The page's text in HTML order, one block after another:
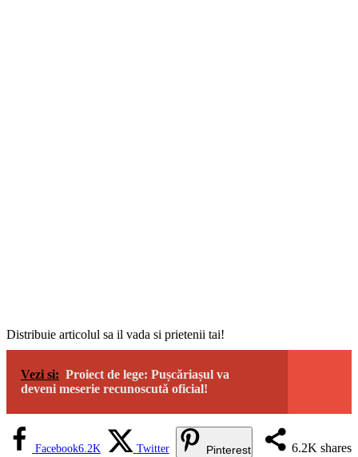
Distribuie articolul sa il vada si prietenii tai!
Vezi si: Proiect de lege: Pușcăriașul va
deveni meserie recunoscută oficial!
6.2K shares
Facebook6.2K Twitter Pinterest